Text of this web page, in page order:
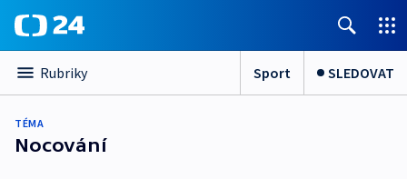
Rubriky Sport SLEDOVAT
TÉMA
Nocování